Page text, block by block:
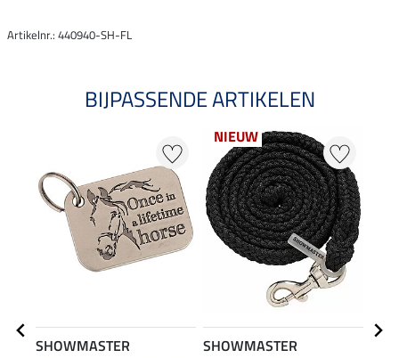
Artikelnr.: 440940-SH-FL
BIJPASSENDE ARTIKELEN
SHOWMASTER
NIEUW
SHOWMASTER